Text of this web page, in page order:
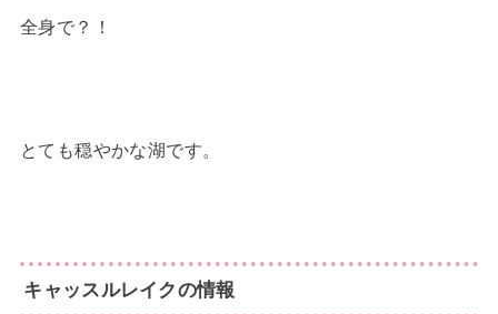
全身で？！
とても穏やかな湖です。
キャッスルレイクの情報